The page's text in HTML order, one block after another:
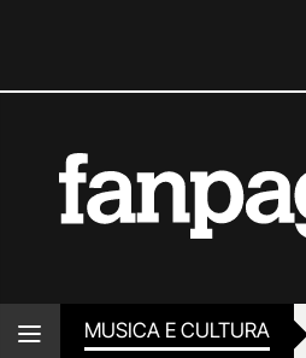
MUSICA E CULTURA